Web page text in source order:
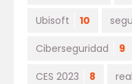
Ubisoft 10
Ciberseguridad 9
CES 2023 8